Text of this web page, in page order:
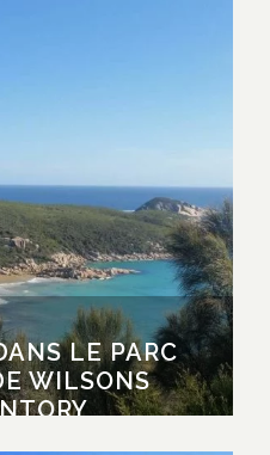
LE PARC
WILSONS
couvert d’une
Les nombreux
randonnées à
des forêts
des marais et des
Vous pourrez peut
des dauphins et des